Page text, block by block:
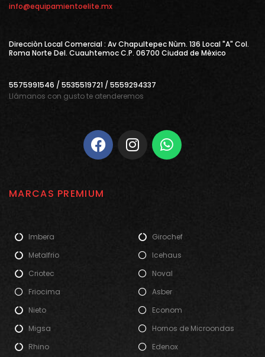
info@equipamientoelite.mx
Direcciòn Local Comercial : Av Chapultepec Nùm. 136 Local "A" Col.
Roma Norte Del. Cuauhtemoc C.P. 06700 Ciudad de Mèxico
5575991546 / 5535519721 / 5559294337
Llámanos con gusto te atenderemos
MARCAS PREMIUM
Imbera
Metalfrio
Criotec
Friocima
Nieto
Migsa
Rhino
Girochef
Icehaus
Noval
Asber
Econom
Hornos de Microondas
Edenox